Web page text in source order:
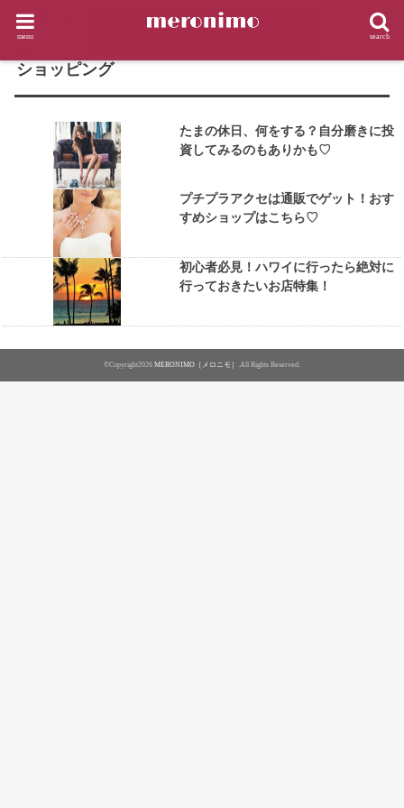
search
menu
HOME
ショッピング
たまの休日、何をする？自分磨きに投
資してみるのもありかも♡
プチプラアクセは通販でゲット！おす
すめショップはこちら♡
初心者必見！ハワイに行ったら絶対に
行っておきたいお店特集！
©Copyright2026 MERONIMO［メロニモ］ .All Rights Reserved.